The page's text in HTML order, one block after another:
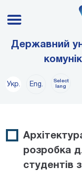
Державний
Укр. Eng.
Select
lang
розробка
студентів